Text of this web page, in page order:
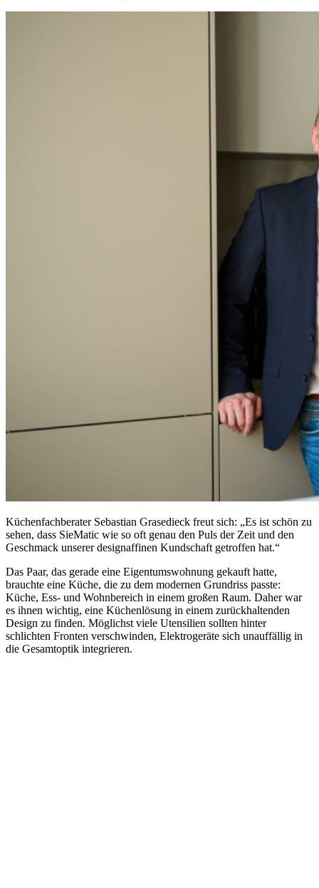
Küchenfachberater Sebastian Grasedieck freut sich: „Es ist schön zu
sehen, dass SieMatic wie so oft genau den Puls der Zeit und den
Geschmack unserer designaffinen Kundschaft getroffen hat.“
Das Paar, das gerade eine Eigentumswohnung gekauft hatte,
brauchte eine Küche, die zu dem modernen Grundriss passte:
Küche, Ess- und Wohnbereich in einem großen Raum. Daher war
es ihnen wichtig, eine Küchenlösung in einem zurückhaltenden
Design zu finden. Möglichst viele Utensilien sollten hinter
schlichten Fronten verschwinden, Elektrogeräte sich unauffällig in
die Gesamtoptik integrieren.